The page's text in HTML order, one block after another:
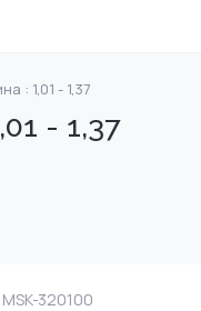
: 1,01 - 1,37
- 1,37
MSK-320100